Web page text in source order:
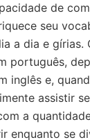
de
seu
a dia e gírias.
português,
inglês e,
assistir
a
enquanto se